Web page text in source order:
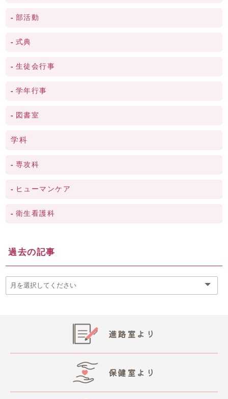
部活動
式典
生徒会行事
学年行事
図書室
学科
専攻科
ヒューマンケア
衛生看護科
過去の記事
進路室より
保健室より